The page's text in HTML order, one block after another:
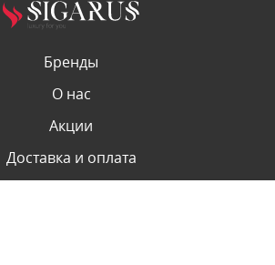
Бренды
О нас
Акции
Доставка и оплата